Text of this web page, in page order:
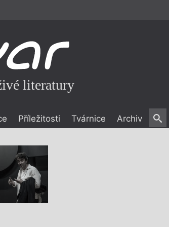
literatury
Příležitosti Tvárnice Archiv